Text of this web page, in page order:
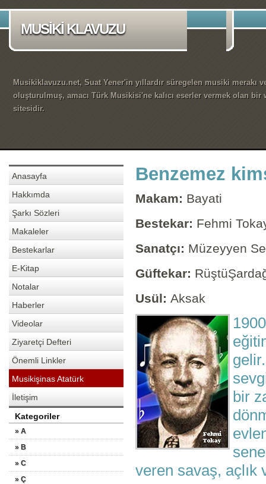
MUSİKİ KLAVUZU
Musikiklavuzu.net, Suat Yener'in yıllardır süregelen musiki merakı
oluşturulmuş, amacı Türk Musikisi'ne kalıcı eserler vermek olan bir
sitesidir.
Anasayfa
Hakkımda
Şarkı Sözleri
Makaleler
Bestekarlar
E-Kitap
Notalar
Haberler
Videolar
Ziyaretçi Defteri
Önemli Linkler
Musikişinas Atatürk
İletişim
Kategoriler
» A
» B
» C
» Ç
Benzemez
Makam: Bayati
Bestekar: Fehmi
Sanatçı: Müzeyyen
Güftekar:
Usül: Aksak
bir
veren savaş, açlık